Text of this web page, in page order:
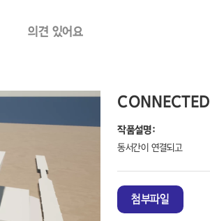
의견 있어요
CONNECTED
작품설명:
동서간이 연결되고
첨부파일